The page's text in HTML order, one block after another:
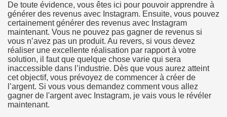
De toute évidence, vous êtes ici pour pouvoir apprendre à
générer des revenus avec Instagram. Ensuite, vous pouvez
certainement générer des revenus avec Instagram
maintenant. Vous ne pouvez pas gagner de revenus si
vous n’avez pas un produit. Au revers, si vous devez
réaliser une excellente réalisation par rapport à votre
solution, il faut que quelque chose varie qui sera
inaccessible dans l’industrie. Dès que vous aurez atteint
cet objectif, vous prévoyez de commencer à créer de
l’argent. Si vous vous demandez comment vous allez
gagner de l'argent avec Instagram, je vais vous le révéler
maintenant.
of Marijuana For Arthritis Patients
Trading System
- How They Work
You?